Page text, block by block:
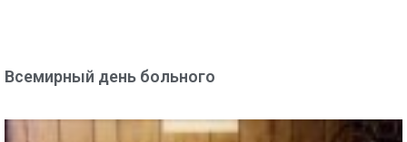
Всемирный день больного